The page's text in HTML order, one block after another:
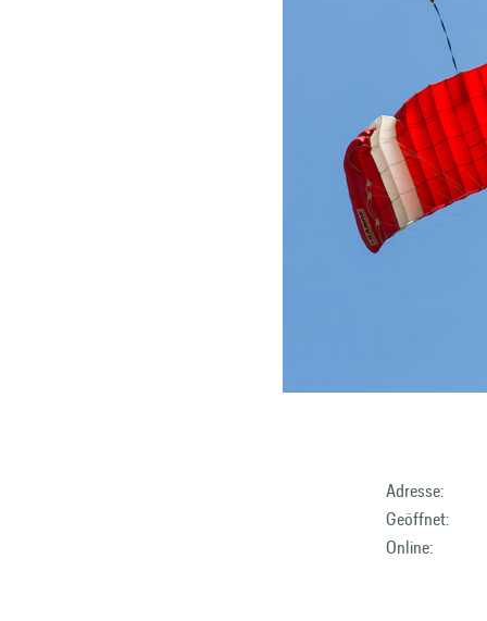
Adresse:
Geöffnet:
Online: